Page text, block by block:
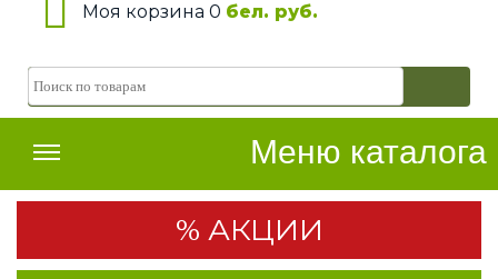
Моя корзина 0 бел. руб.
Меню каталога
% АКЦИИ